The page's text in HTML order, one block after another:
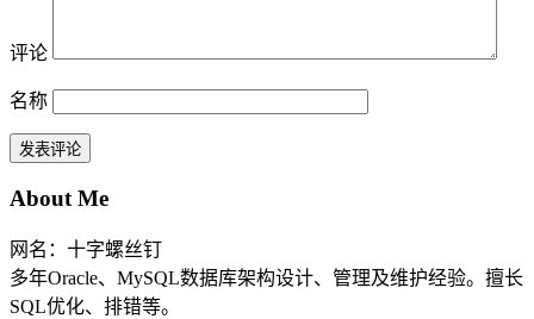
评论
名称
About Me
网名：十字螺丝钉
多年Oracle、MySQL数据库架构设计、管理及维护经验。擅长
SQL优化、排错等。